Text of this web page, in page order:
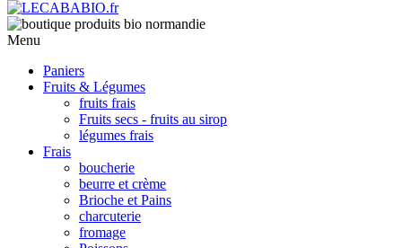
Menu
Paniers
Fruits & Légumes
fruits frais
Fruits secs - fruits au sirop
légumes frais
Frais
boucherie
beurre et crème
Brioche et Pains
charcuterie
fromage